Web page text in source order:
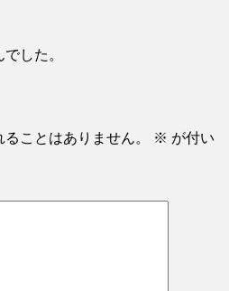
した。
ことはありません。 ※ が付い